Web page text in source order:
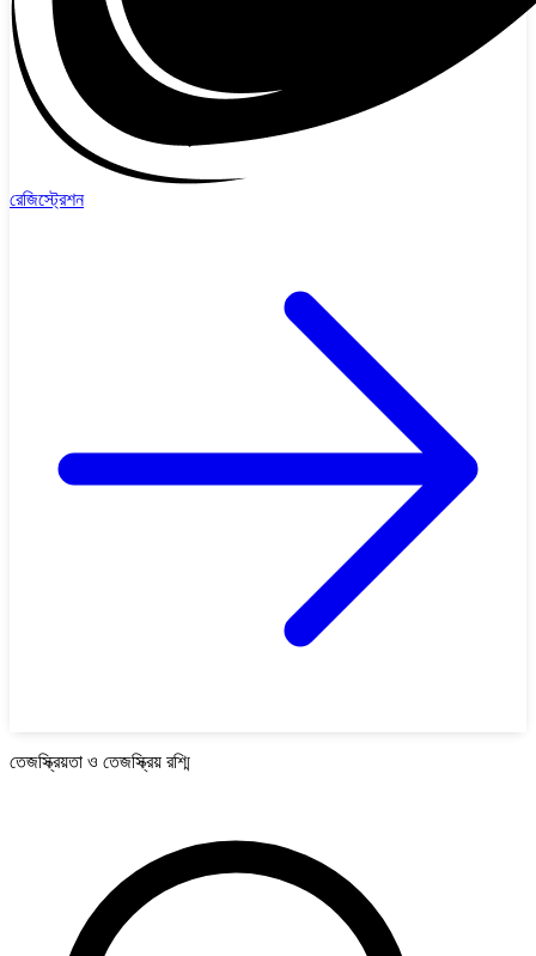
রেজিস্ট্রেশন
তেজস্ক্রিয়তা ও তেজস্ক্রিয় রশ্মি